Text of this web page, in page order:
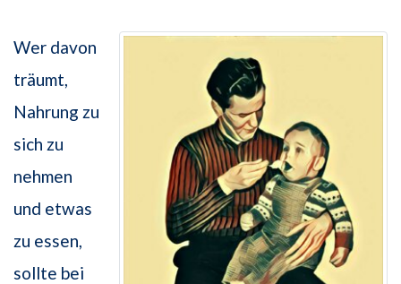
Wer davon
träumt,
Nahrung zu
sich zu
nehmen
und etwas
zu essen,
sollte bei